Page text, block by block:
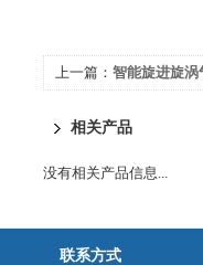
上一篇： 智能旋进旋涡
相关产品
没有相关产品信息...
联系方式